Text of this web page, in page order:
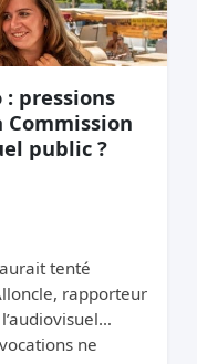
: pressions
public ?
tenté
rapporteur
ne